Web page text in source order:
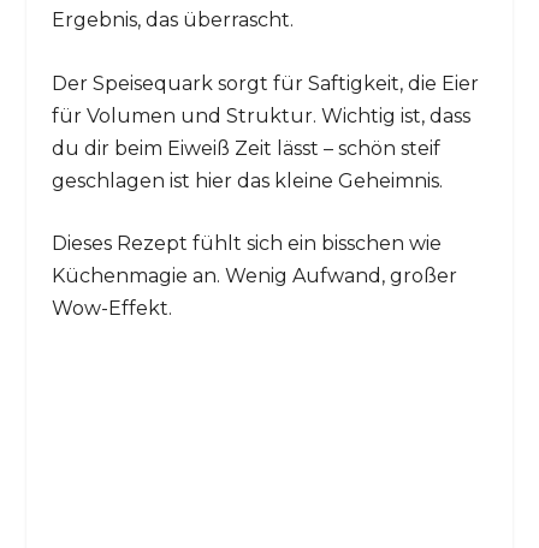
Ergebnis, das überrascht.
Der Speisequark sorgt für Saftigkeit, die Eier
für Volumen und Struktur. Wichtig ist, dass
du dir beim Eiweiß Zeit lässt – schön steif
geschlagen ist hier das kleine Geheimnis.
Dieses Rezept fühlt sich ein bisschen wie
Küchenmagie an. Wenig Aufwand, großer
Wow-Effekt.